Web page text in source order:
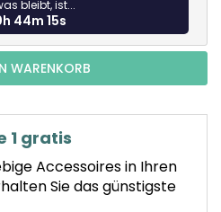
bleibt, ist...
44m 15s
WARENKORB
1 gratis
Accessoires in Ihren
Sie das günstigste